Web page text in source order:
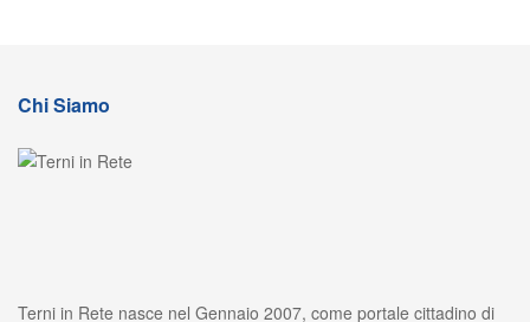
Chi Siamo
Terni in Rete nasce nel Gennaio 2007, come portale cittadino di